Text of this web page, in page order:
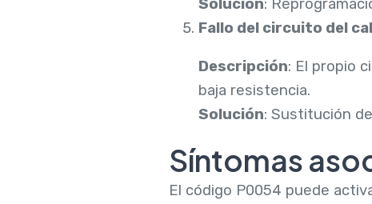
Solución:
Fallo del circuito del
Descripción: El propio
baja resistencia.
Solución: Sustitución
Síntomas
El código P0054 puede